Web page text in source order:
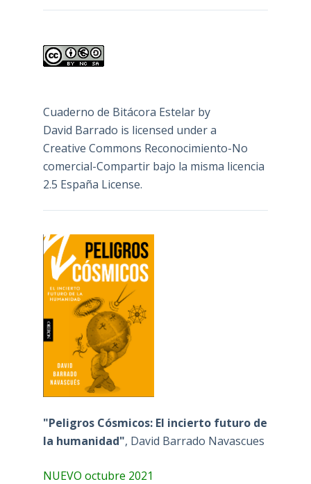
Cuaderno de Bitácora Estelarby
David Barrado is licensed under a
Creative Commons Reconocimiento-No
comercial-Compartir bajo la misma licencia
2.5 España License.
"Peligros Cósmicos: El incierto futuro de
la humanidad", David Barrado Navascues
NUEVO octubre 2021